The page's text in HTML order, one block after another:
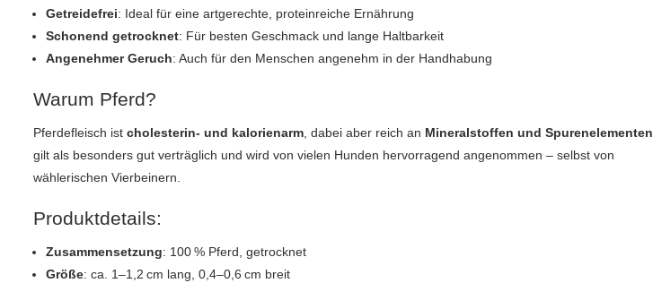
Getreidefrei: Ideal für eine artgerechte, proteinreiche Ernährung
Schonend getrocknet: Für besten Geschmack und lange Haltbarkeit
Angenehmer Geruch: Auch für den Menschen angenehm in der Handhabung
Warum Pferd?
Pferdefleisch ist cholesterin- und kalorienarm, dabei aber reich an Mineralstoffen und Spurenelementen
gilt als besonders gut verträglich und wird von vielen Hunden hervorragend angenommen – selbst von
wählerischen Vierbeinern.
Produktdetails:
Zusammensetzung: 100 % Pferd, getrocknet
Größe: ca. 1–1,2 cm lang, 0,4–0,6 cm breit